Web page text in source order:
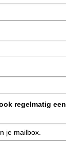
regelmatig een